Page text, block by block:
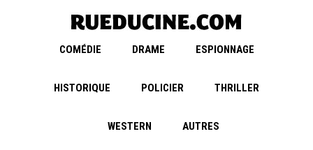
COMÉDIE DRAME ESPIONNAGE
HISTORIQUE POLICIER THRILLER
WESTERN AUTRES